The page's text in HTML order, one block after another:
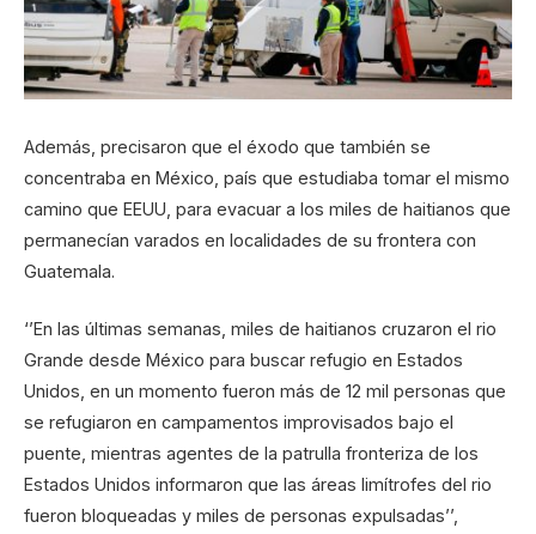
Además, precisaron que el éxodo que también se
concentraba en México, país que estudiaba tomar el mismo
camino que EEUU, para evacuar a los miles de haitianos que
permanecían varados en localidades de su frontera con
Guatemala.
‘’En las últimas semanas, miles de haitianos cruzaron el rio
Grande desde México para buscar refugio en Estados
Unidos, en un momento fueron más de 12 mil personas que
se refugiaron en campamentos improvisados bajo el
puente, mientras agentes de la patrulla fronteriza de los
Estados Unidos informaron que las áreas limítrofes del rio
fueron bloqueadas y miles de personas expulsadas’’,